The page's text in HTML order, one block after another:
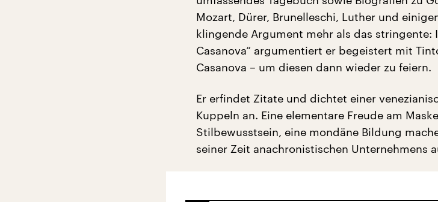
Mozart, Dürer, Brunelleschi, Luther und
klingende Argument mehr als das stringente:
Casanova“ argumentiert er begeistert mit
Casanova – um diesen dann wieder zu feiern.
Er erfindet Zitate und dichtet einer
Kuppeln an. Eine elementare Freude am
Stilbewusstsein, eine mondäne Bildung
seiner Zeit anachronistischen Unternehmens